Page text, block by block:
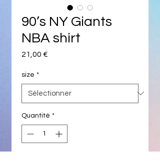
90’s NY Giants
NBA shirt
21,00 €
size *
Quantité *